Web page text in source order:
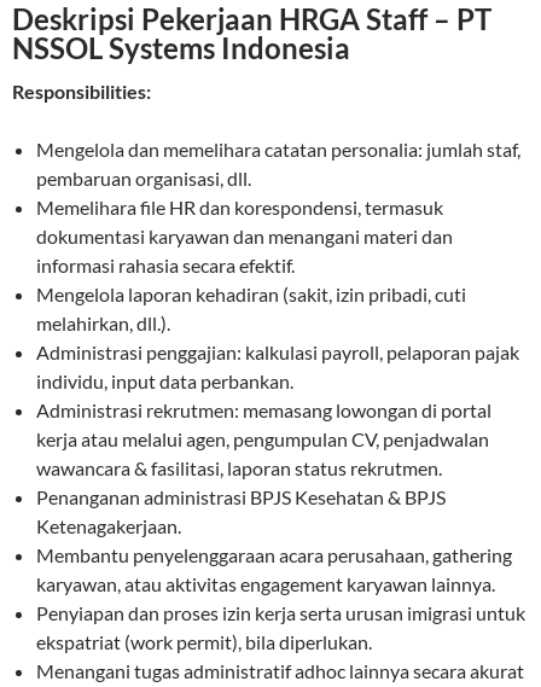
Deskripsi Pekerjaan HRGA Staff – PT
NSSOL Systems Indonesia
Responsibilities:
Mengelola dan memelihara catatan personalia: jumlah staf,
pembaruan organisasi, dll.
Memelihara file HR dan korespondensi, termasuk
dokumentasi karyawan dan menangani materi dan
informasi rahasia secara efektif.
Mengelola laporan kehadiran (sakit, izin pribadi, cuti
melahirkan, dll.).
Administrasi penggajian: kalkulasi payroll, pelaporan pajak
individu, input data perbankan.
Administrasi rekrutmen: memasang lowongan di portal
kerja atau melalui agen, pengumpulan CV, penjadwalan
wawancara & fasilitasi, laporan status rekrutmen.
Penanganan administrasi BPJS Kesehatan & BPJS
Ketenagakerjaan.
Membantu penyelenggaraan acara perusahaan, gathering
karyawan, atau aktivitas engagement karyawan lainnya.
Penyiapan dan proses izin kerja serta urusan imigrasi untuk
ekspatriat (work permit), bila diperlukan.
Menangani tugas administratif adhoc lainnya secara akurat